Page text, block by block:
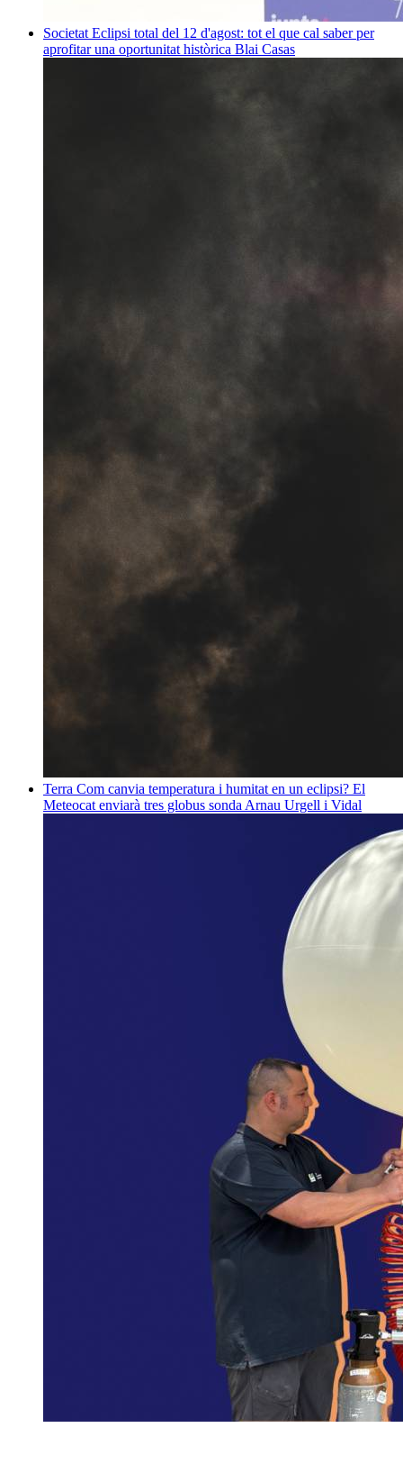
Societat Eclipsi total del 12 d'agost: tot el que cal saber per
aprofitar una oportunitat històrica Blai Casas
Terra Com canvia temperatura i humitat en un eclipsi? El
Meteocat enviarà tres globus sonda Arnau Urgell i Vidal